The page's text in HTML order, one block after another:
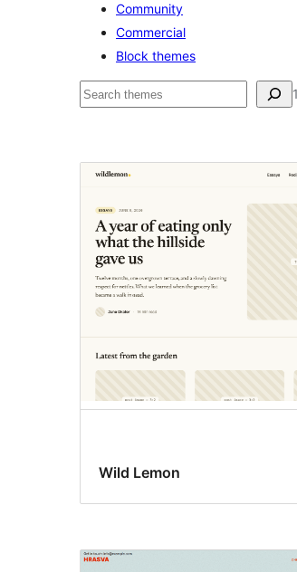
Community
Commercial
Block themes
ค้นหา
Latest
Wild Lemon